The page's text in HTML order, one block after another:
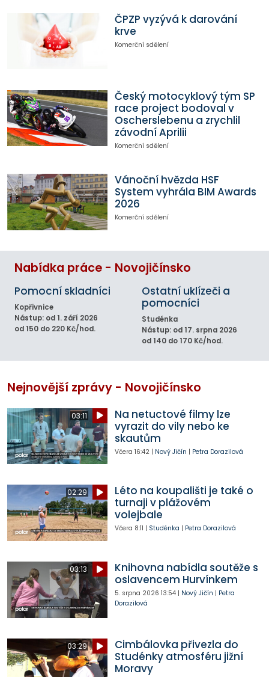
ČPZP vyzývá k darování
krve
Komerční sdělení
Český motocyklový tým SP
race project bodoval v
Oscherslebenu a zrychlil
závodní Aprilii
Komerční sdělení
Vánoční hvězda HSF
System vyhrála BIM Awards
2026
Komerční sdělení
Nabídka práce - Novojičínsko
Pomocní skladníci
Kopřivnice
Nástup: od 1. září 2026
od 150 do 220 Kč/hod.
Ostatní uklízeči a
pomocníci
Studénka
Nástup: od 17. srpna 2026
od 140 do 170 Kč/hod.
Nejnovější zprávy - Novojičínsko
03:11
Na netuctové filmy lze
vyrazit do vily nebo ke
skautům
Včera 16:42| Nový Jičín | Petra Dorazilová
02:29
Léto na koupališti je také o
turnaji v plážovém
volejbale
Včera 8:11 | Studénka | Petra Dorazilová
03:13
Knihovna nabídla soutěže s
oslavencem Hurvínkem
5. srpna 2026 13:54| Nový Jičín | Petra
Dorazilová
03:29
Cimbálovka přivezla do
Studénky atmosféru jižní
Moravy